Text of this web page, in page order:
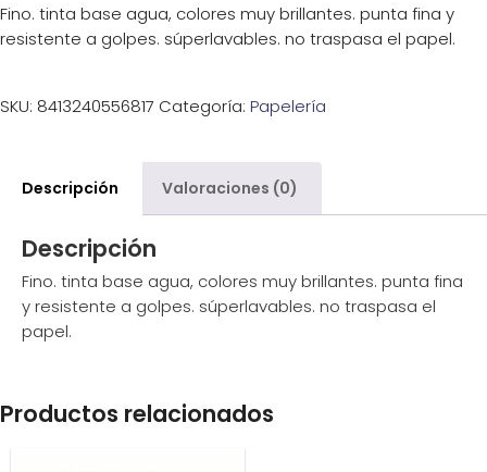
Fino. tinta base agua, colores muy brillantes. punta fina y
resistente a golpes. súperlavables. no traspasa el papel.
SKU: 8413240556817 Categoría: Papelería
Descripción Valoraciones (0)
Descripción
Fino. tinta base agua, colores muy brillantes. punta fina
y resistente a golpes. súperlavables. no traspasa el
papel.
Productos relacionados